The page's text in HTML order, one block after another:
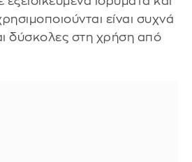
είναι συχνά
δύσκολες στη χρήση από